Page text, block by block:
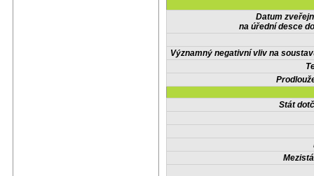
Datum
na úřední desce
Významný negativní vliv na
Stát